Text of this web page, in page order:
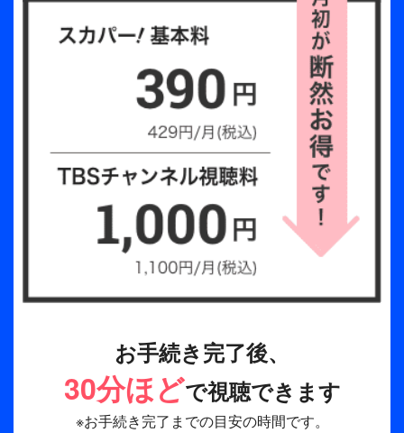
お手続き完了後、
30分ほどで視聴できます
※お手続き完了までの目安の時間です。